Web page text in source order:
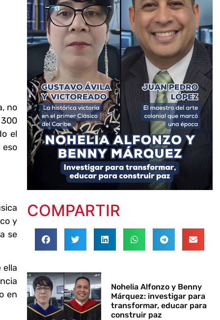
no
el
eso
y
se
ella
en
COMPARTIR
Nohelia Alfonzo y Benny
Márquez: investigar para
transformar, educar para
construir paz